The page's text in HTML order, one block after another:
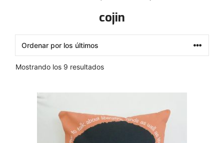
cojin
Mostrando los 9 resultadosOrdenado